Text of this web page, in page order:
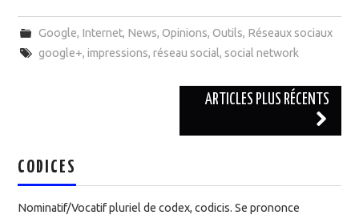
Google, Internet, News, Opinions, Outils, Réseaux sociaux
google+, impressions, réseau social, social network
ARTICLES PLUS RÉCENTS
CODICES
Nominatif/Vocatif pluriel de codex, codicis. Se prononce